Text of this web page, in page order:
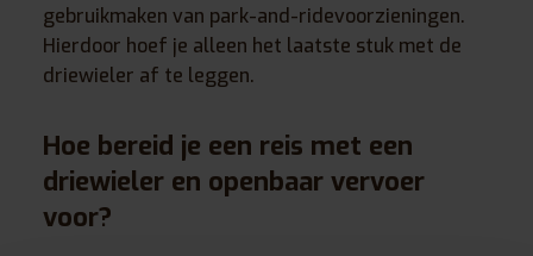
gebruikmaken van park-and-ridevoorzieningen.
Hierdoor hoef je alleen het laatste stuk met de
driewieler af te leggen.
Hoe bereid je een reis met een
driewieler en openbaar vervoer
voor?